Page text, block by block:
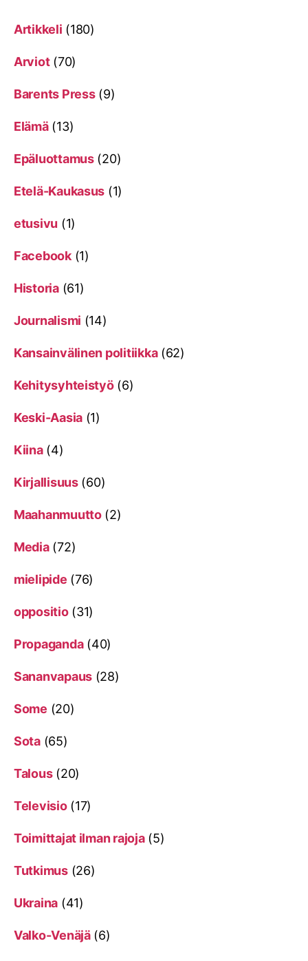
Artikkeli (180)
Arviot(70)
Barents Press(9)
Elämä(13)
Epäluottamus(20)
Etelä-Kaukasus (1)
etusivu (1)
Facebook(1)
Historia(61)
Journalismi (14)
Kansainvälinen politiikka(62)
Kehitysyhteistyö(6)
Keski-Aasia (1)
Kiina(4)
Kirjallisuus(60)
Maahanmuutto(2)
Media(72)
mielipide (76)
oppositio(31)
Propaganda(40)
Sananvapaus (28)
Some (20)
Sota(65)
Talous(20)
Televisio(17)
Toimittajat ilman rajoja(5)
Tutkimus(26)
Ukraina (41)
Valko-Venäjä(6)